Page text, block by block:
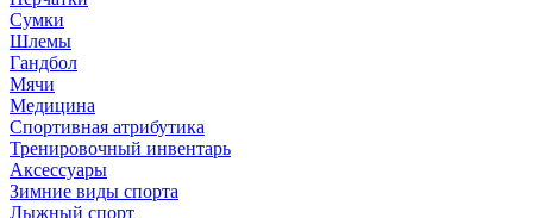
Сумки
Шлемы
Гандбол
Мячи
Медицина
Спортивная атрибутика
Тренировочный инвентарь
Аксессуары
Зимние виды спорта
Лыжный спорт